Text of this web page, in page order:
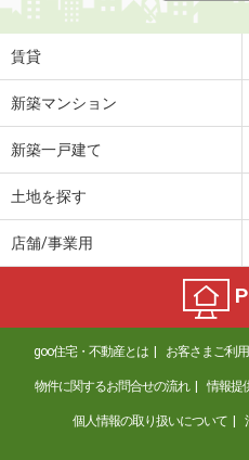
賃貸
新築マンション
新築一戸建て
土地を探す
店舗/事業用
goo住宅・不動産とは お客さまご利
物件に関するお問合せの流れ 情報提
個人情報の取り扱いについて